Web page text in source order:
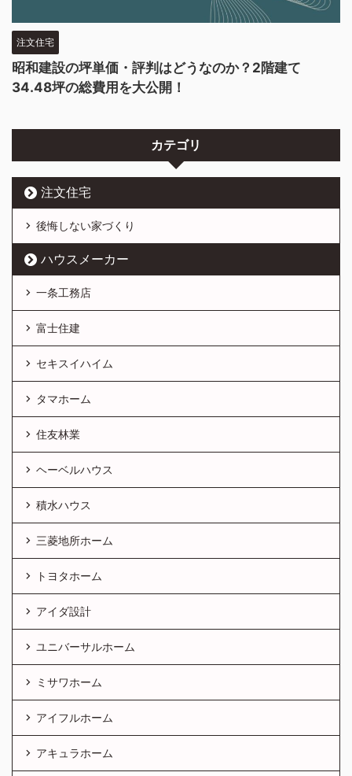
注文住宅
昭和建設の坪単価・評判はどうなのか？2階建て
34.48坪の総費用を大公開！
カテゴリ
注文住宅
後悔しない家づくり
ハウスメーカー
一条工務店
富士住建
セキスイハイム
タマホーム
住友林業
ヘーベルハウス
積水ハウス
三菱地所ホーム
トヨタホーム
アイダ設計
ユニバーサルホーム
ミサワホーム
アイフルホーム
アキュラホーム